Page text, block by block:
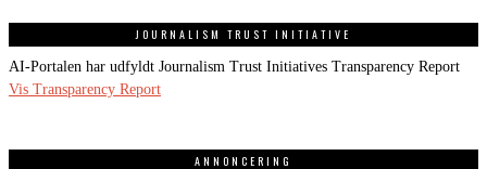
JOURNALISM TRUST INITIATIVE
AI-Portalen har udfyldt Journalism Trust Initiatives Transparency Report
Vis Transparency Report
ANNONCERING